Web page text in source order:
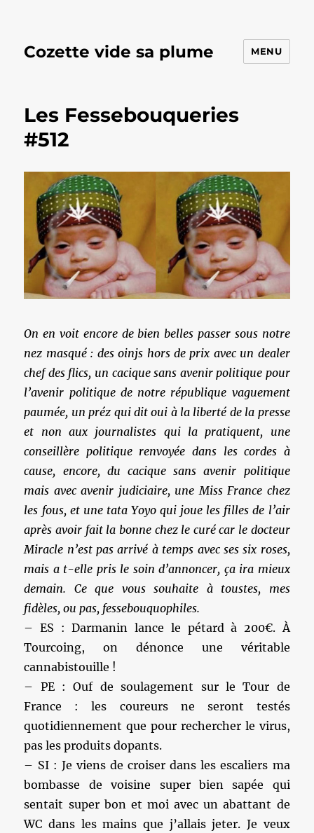
Cozette vide sa plume MENU
Les Fessebouqueries
#512
On en voit encore de bien belles passer sous notre
nez masqué : des oinjs hors de prix avec un dealer
chef des flics, un cacique sans avenir politique pour
l’avenir politique de notre république vaguement
paumée, un préz qui dit oui à la liberté de la presse
et non aux journalistes qui la pratiquent, une
conseillère politique renvoyée dans les cordes à
cause, encore, du cacique sans avenir politique
mais avec avenir judiciaire, une Miss France chez
les fous, et une tata Yoyo qui joue les filles de l’air
après avoir fait la bonne chez le curé car le docteur
Miracle n’est pas arrivé à temps avec ses six roses,
mais a t-elle pris le soin d’annoncer, ça ira mieux
demain. Ce que vous souhaite à toustes, mes
fidèles, ou pas, fessebouquophiles.
– ES : Darmanin lance le pétard à 200€. À
Tourcoing, on dénonce une véritable
cannabistouille !
– PE : Ouf de soulagement sur le Tour de
France : les coureurs ne seront testés
quotidiennement que pour rechercher le virus,
pas les produits dopants.
– SI : Je viens de croiser dans les escaliers ma
bombasse de voisine super bien sapée qui
sentait super bon et moi avec un abattant de
WC dans les mains que j’allais jeter. Je veux